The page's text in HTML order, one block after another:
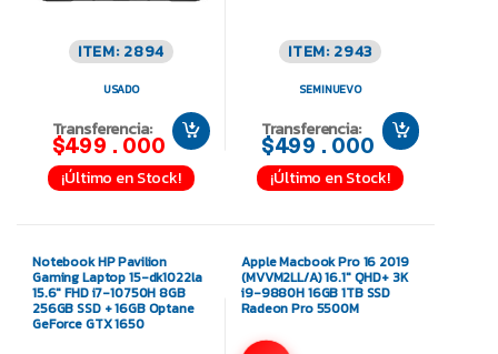
ITEM: 2894
USADO
Transferencia:
$499.000
¡Último en Stock!
ITEM: 2943
SEMINUEVO
Transferencia:
$499.000
¡Último en Stock!
Notebook HP Pavilion
Gaming Laptop 15-dk1022la
15.6″ FHD i7-10750H 8GB
256GB SSD + 16GB Optane
GeForce GTX 1650
Apple Macbook Pro 16 2019
(MVVM2LL/A) 16.1″ QHD+ 3K
i9-9880H 16GB 1TB SSD
Radeon Pro 5500M